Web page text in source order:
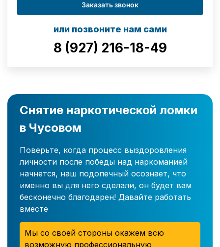
Заказать звонок
или позвоните нам сами
8 (927) 216-18-49
Снятие наркотической ломки
в Чусовом
Поверьте, когда процесс выздоровления
личности после победы над наркоманией
начнется, наш подопечный осознает, что
именно вы для него сделали, он будет вам
бесконечно благодарен! Давайте работать
вместе
Мы со своей стороны окажем всю
возможную профессиональную